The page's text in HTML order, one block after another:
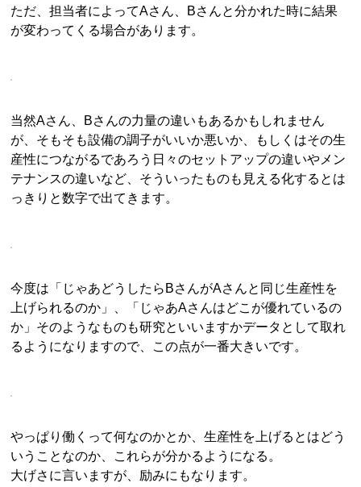
ただ、担当者によってAさん、Bさんと分かれた時に結果
が変わってくる場合があります。
当然Aさん、Bさんの力量の違いもあるかもしれません
が、そもそも設備の調子がいいか悪いか、もしくはその生
産性につながるであろう日々のセットアップの違いやメン
テナンスの違いなど、そういったものも見える化するとは
っきりと数字で出てきます。
今度は「じゃあどうしたらBさんがAさんと同じ生産性を
上げられるのか」、「じゃあAさんはどこが優れているの
か」そのようなものも研究といいますかデータとして取れ
るようになりますので、この点が一番大きいです。
やっぱり働くって何なのかとか、生産性を上げるとはどう
いうことなのか、これらが分かるようになる。
大げさに言いますが、励みにもなります。